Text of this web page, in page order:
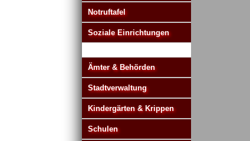
Notruftafel
Soziale Einrichtungen
Ämter & Behörden
Stadtverwaltung
Kindergärten & Krippen
Schulen